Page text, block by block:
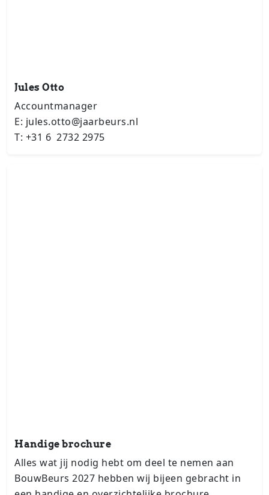
Jules Otto
Accountmanager
E: jules.otto@jaarbeurs.nl
T: +31 6 2732 2975
Handige brochure
Alles wat jij nodig hebt om deel te nemen aan
BouwBeurs 2027 hebben wij bijeen gebracht in